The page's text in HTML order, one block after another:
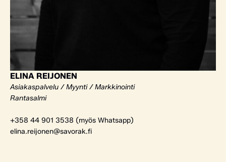
ELINA REIJONEN
Asiakaspalvelu / Myynti / Markkinointi
Rantasalmi
+358 44 901 3538 (myös Whatsapp)
elina.reijonen@savorak.fi